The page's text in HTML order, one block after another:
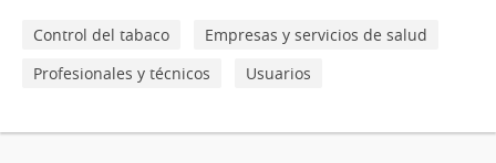
Control del tabaco
Empresas y servicios de salud
Profesionales y técnicos
Usuarios